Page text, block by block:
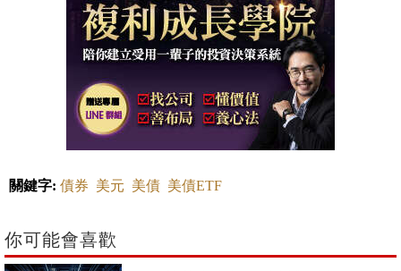
關鍵字: 債券 美元 美債 美債ETF
你可能會喜歡